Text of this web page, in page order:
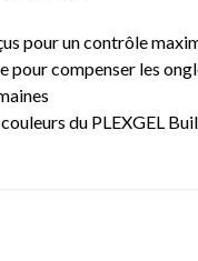
pour un contrôle
compenser les
du PLEXGEL